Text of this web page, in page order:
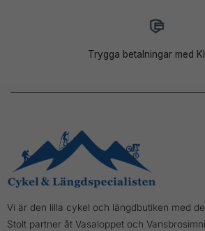
Trygga betalningar med
Vi är den lilla cykel och längdbutiken med
Stolt partner åt Vasaloppet och